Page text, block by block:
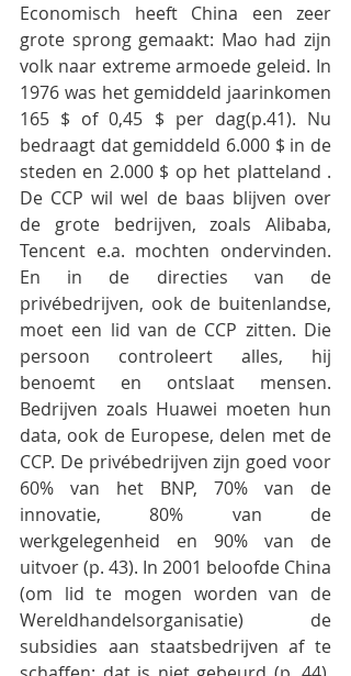
Economisch heeft China een zeer
grote sprong gemaakt: Mao had zijn
volk naar extreme armoede geleid. In
1976 was het gemiddeld jaarinkomen
165 $ of 0,45 $ per dag(p.41). Nu
bedraagt dat gemiddeld 6.000 $ in de
steden en 2.000 $ op het platteland .
De CCP wil wel de baas blijven over
de grote bedrijven, zoals Alibaba,
Tencent e.a. mochten ondervinden.
En in de directies van de
privébedrijven, ook de buitenlandse,
moet een lid van de CCP zitten. Die
persoon controleert alles, hij
benoemt en ontslaat mensen.
Bedrijven zoals Huawei moeten hun
data, ook de Europese, delen met de
CCP. De privébedrijven zijn goed voor
60% van het BNP, 70% van de
innovatie, 80% van de
werkgelegenheid en 90% van de
uitvoer (p. 43). In 2001 beloofde China
(om lid te mogen worden van de
Wereldhandelsorganisatie) de
subsidies aan staatsbedrijven af te